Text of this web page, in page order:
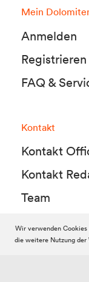
Mein
Anmelden
Registrieren
FAQ &
Kontakt
Kontakt
Kontakt
Team
© 2010-2026
Wir verwenden
die weitere Nutzung